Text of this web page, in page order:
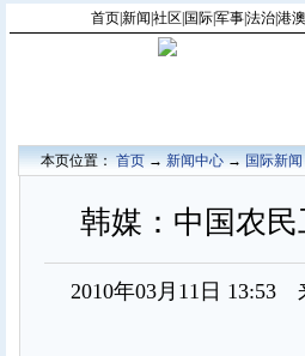
首页|新闻 社区 国际|军事|法治|港澳
本页位置：首页→新闻中心→国际新闻
韩媒：中国农
2010年03月11日 13:53